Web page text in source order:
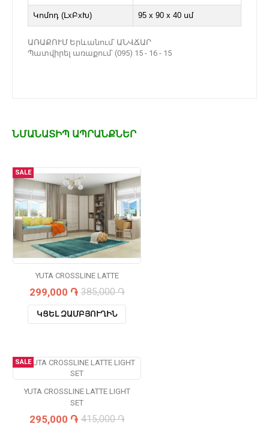
Կոմոդ (ԼxԲxԽ) 95 x 90 x 40 սմ
ԱՌԱՔՈՒՄ Երևանում՝ ԱՆՎՃԱՐ
Պատվիրել առաքում՝ (095) 15 - 16 - 15
ՆՄԱՆԱՏԻՊ ԱՊՐԱՆՔՆԵՐ
SALE
YUTA CROSSLINE LATTE
299,000 ֏ 385,000 ֏
ԿՑԵԼ ԶԱՄԲՅՈՒՂԻՆ
SALE
YUTA CROSSLINE LATTE LIGHT
SET
295,000 ֏ 415,000 ֏